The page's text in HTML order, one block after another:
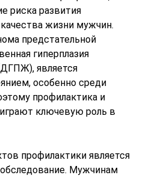
риска развития
жизни мужчин.
предстательной
гиперплазия
является
особенно среди
профилактика и
ключевую роль в
профилактики является
Мужчинам